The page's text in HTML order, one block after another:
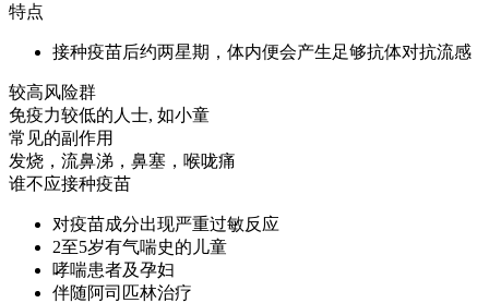
特点
接种疫苗后约两星期，体内便会产生足够抗体对抗流感
较高风险群
免疫力较低的人士, 如小童
常见的副作用
发烧，流鼻涕，鼻塞，喉咙痛
谁不应接种疫苗
对疫苗成分出现严重过敏反应
2至5岁有气喘史的儿童
哮喘患者及孕妇
伴随阿司匹林治疗